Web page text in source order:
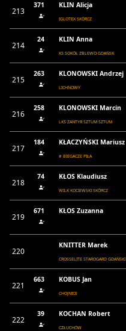
213
371 KLIN Alicja
IGLOTEX SKÓRCZ
214
24 KLIN Anna
KS SOKÓŁ ZBLEWO GDAŃSK
215
263 KLONOWSKI Andrzej
LICHNOWY
216
258 KLONOWSKI Marcin
LKS ZANTYR SZTUM SZTUM
217
184 KŁACZYŃSKI Mariusz
# BIEGACZE PIŁA
218
74 KŁOS Klaudiusz
WILK KOCIEWSKI SKÓRCZ
219
671
KŁOS Zuzanna
220
KNITTER Marek
CROSSELITE STAROGARD GDAŃSKI
221
663 KOBUS Jan
CHOJNICE
222
39 KOCHAN Robert
CZŁUCHÓW